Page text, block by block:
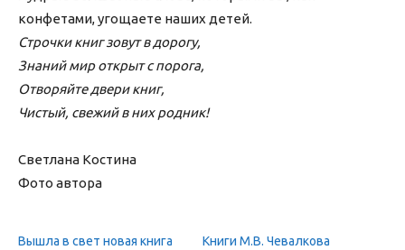
конфетами, угощаете наших детей.
Строчки книг зовут в дорогу,
Знаний мир открыт с порога,
Отворяйте двери книг,
Чистый, свежий в них родник!
Светлана Костина
Фото автора
Вышла в свет новая книга
Книги М.В. Чевалкова